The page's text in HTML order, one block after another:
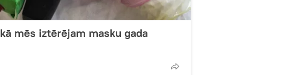
mēs iztērējam masku gada